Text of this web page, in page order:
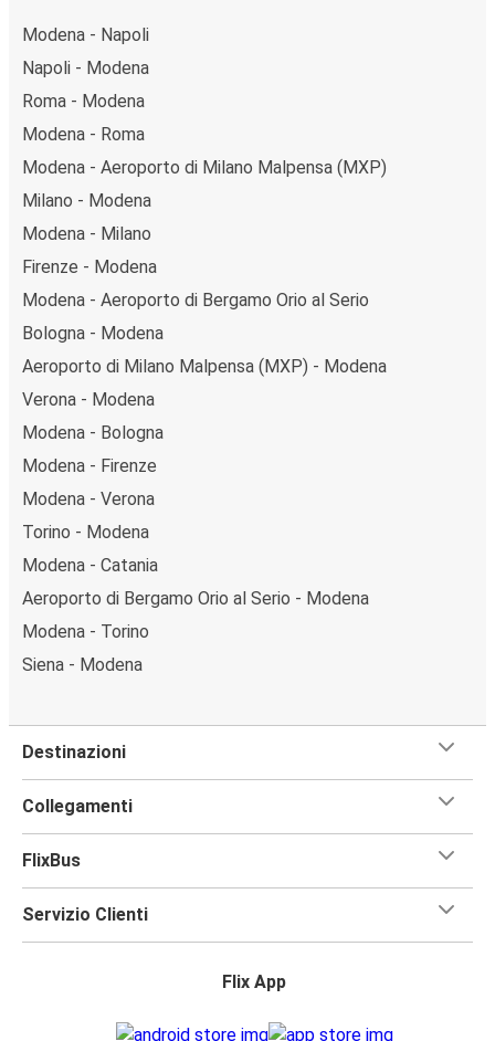
Modena - Napoli
Napoli - Modena
Roma - Modena
Modena - Roma
Modena - Aeroporto di Milano Malpensa (MXP)
Milano - Modena
Modena - Milano
Firenze - Modena
Modena - Aeroporto di Bergamo Orio al Serio
Bologna - Modena
Aeroporto di Milano Malpensa (MXP) - Modena
Verona - Modena
Modena - Bologna
Modena - Firenze
Modena - Verona
Torino - Modena
Modena - Catania
Aeroporto di Bergamo Orio al Serio - Modena
Modena - Torino
Siena - Modena
Destinazioni
Collegamenti
FlixBus
Servizio Clienti
Flix App